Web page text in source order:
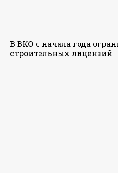
В ВКО с начала года
строительных лицензий